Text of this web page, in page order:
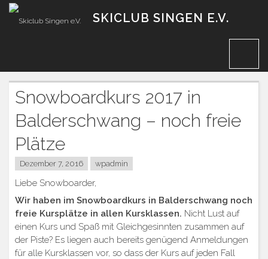
Zum
Inhalt
SKICLUB SINGEN E.V.
Snowboardkurs 2017 in
Balderschwang – noch freie
Plätze
Dezember 7, 2016 wpadmin
Liebe Snowboarder,
Wir haben im Snowboardkurs in Balderschwang noch
freie Kursplätze in allen Kursklassen. Nicht Lust auf
einen Kurs und Spaß mit Gleichgesinnten zusammen auf
der Piste? Es liegen auch bereits genügend Anmeldungen
für alle Kursklassen vor, so dass der Kurs auf jeden Fall